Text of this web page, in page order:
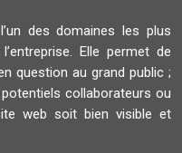
des domaines les plus
Elle permet de
question au grand public ;
collaborateurs ou
web soit bien visible et